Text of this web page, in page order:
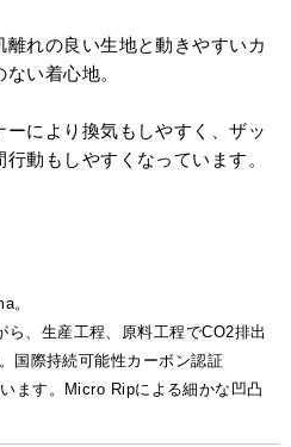
れの良い生地と動きやすいカ
い着心地。
により換気もしやすく、ザッ
動もしやすくなっています。
。
、生産工程、原料工程でCO2排出
国際持続可能性カーボン認証
ます。Micro Ripによる細かな凹凸